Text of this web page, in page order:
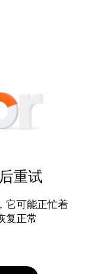
重试
它可能正忙着
复正常